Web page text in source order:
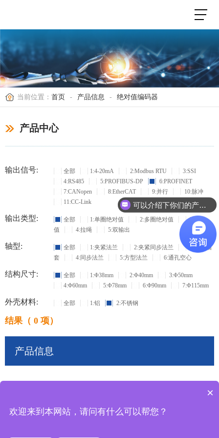
当前位置： 首页 - 产品信息 - 绝对值编码器
产品中心
输出信号: 全部 1:4-20mA 2:Modbus RTU
3:SSI
4:RS485
5:PROFIBUS-DP
6:PROFINET
7:CANopen
8:EtherCAT 9:并行
10:脉冲
11:CC-Link
输出类型: 全部 1:单圈绝对值 2:多圈绝对值
3:增量
值
4:拉绳 5:双输出
轴型: 全部 1:夹紧法兰 2:夹紧同步法兰
3:盲孔轴
套
4:同步法兰 5:方型法兰 6:通孔空心
结构尺寸: 全部 1:Φ38mm 2:Φ40mm
3:Φ50mm
4:Φ60mm
5:Φ78mm 6:Φ90mm 7:Φ115mm
外壳材料: 全部 1:铝 2:不锈钢
结果（ 0 项）
产品信息
可以介绍下你们的产品么？
×
欢迎来到本网站，请问有什么可以帮您？